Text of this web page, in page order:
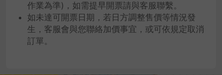
作業為準)，如需提早開票請與客服聯繫。
如未達可開票日期，若日方調整售價等情況發
生，客服會與您聯絡加價事宜，或可依規定取消
訂單。